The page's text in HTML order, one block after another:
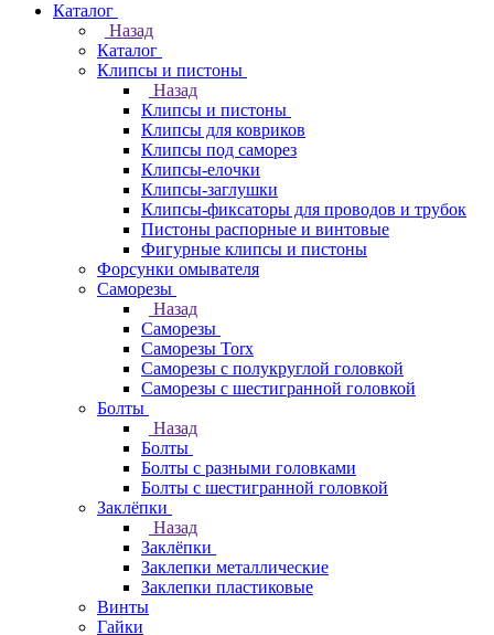
Каталог
Назад
Каталог
Клипсы и пистоны
Назад
Клипсы и пистоны
Клипсы для ковриков
Клипсы под саморез
Клипсы-елочки
Клипсы-заглушки
Клипсы-фиксаторы для проводов и трубок
Пистоны распорные и винтовые
Фигурные клипсы и пистоны
Форсунки омывателя
Саморезы
Назад
Саморезы
Саморезы Torx
Саморезы с полукруглой головкой
Саморезы с шестигранной головкой
Болты
Назад
Болты
Болты с разными головками
Болты с шестигранной головкой
Заклёпки
Назад
Заклёпки
Заклепки металлические
Заклепки пластиковые
Винты
Гайки